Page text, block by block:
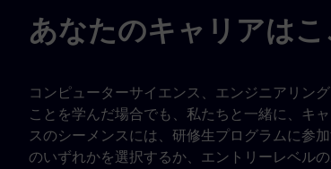
あなたのキャリアは
コンピューターサイエンス、エンジニアリン
ことを学んだ場合でも、私たちと一緒に、キ
スのシーメンスには、研修生プログラムに参
のいずれかを選択するか、エントリーレベル